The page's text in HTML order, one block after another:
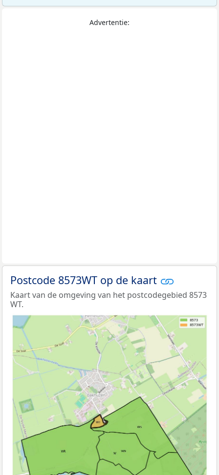
Advertentie:
Postcode 8573WT op de kaart
Kaart van de omgeving van het postcodegebied 8573
WT.